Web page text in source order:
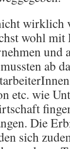
wirklich
wohl mit
und
ab
etc. wie
Die
sich